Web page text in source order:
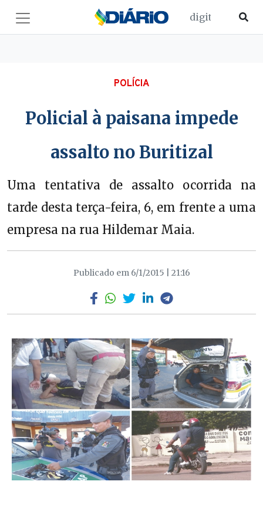
POLÍCIA
Policial à paisana impede
assalto no Buritizal
Uma tentativa de assalto ocorrida na
tarde desta terça-feira, 6, em frente a uma
empresa na rua Hildemar Maia.
Publicado em 6/1/2015 | 21:16